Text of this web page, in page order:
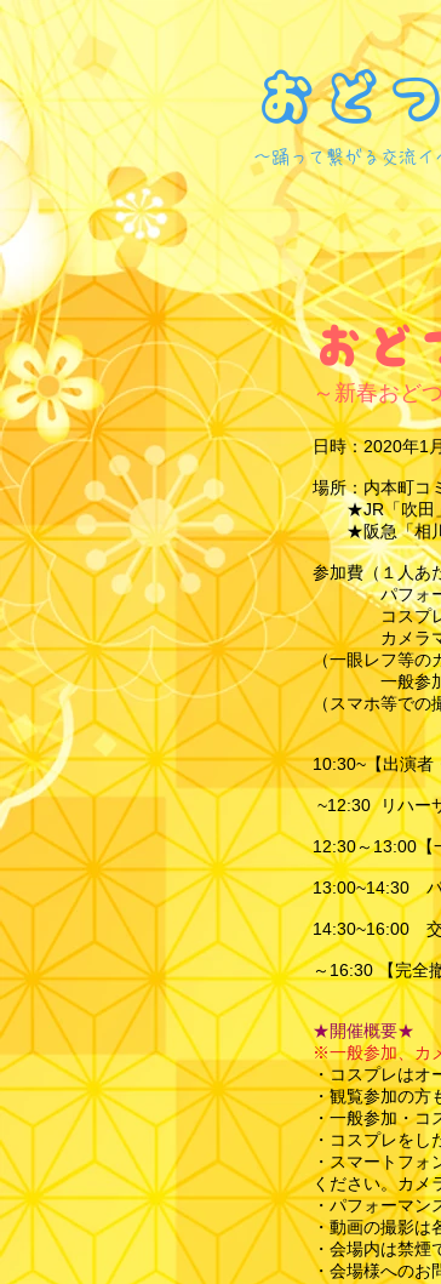
おど
～踊って繋がる交流イ
おど
～新春おど
日時：2020年1
場所：内本町コ
★JR「吹田」
★阪急「相川
参加費（１人あ
パフォーマ
コスプレ
カメラ
（一眼レフ等の
一般
（スマホ等での
10:30~【出演者
~12:30 リハー
12:30～13:00【
13:00~14:30 パ
14:30~16:00
～16:30 【完全
★開催概要★
※一般参加、カ
・コスプレはオ
・観覧参加の方
・一般参加・
・コスプレをし
・スマートフ
ください。カメ
・パフォーマン
・動画の撮影は
・会場内は禁煙
・会場様へのお